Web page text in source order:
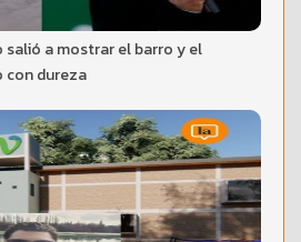
salió a mostrar el barro y el
con dureza